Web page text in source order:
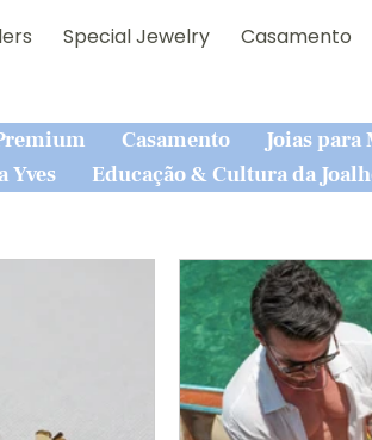
Special Jewelry Casamento
Casamento Joias para
Yves Educação & Cultura da